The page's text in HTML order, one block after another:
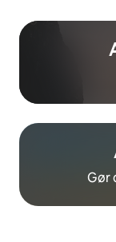
Gør